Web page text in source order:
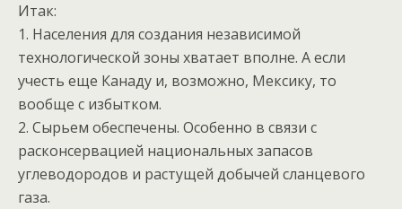
Итак:
1. Населения для создания независимой
технологической зоны хватает вполне. А если
учесть еще Канаду и, возможно, Мексику, то
вообще с избытком.
2. Сырьем обеспечены. Особенно в связи с
расконсервацией национальных запасов
углеводородов и растущей добычей сланцевого
газа.